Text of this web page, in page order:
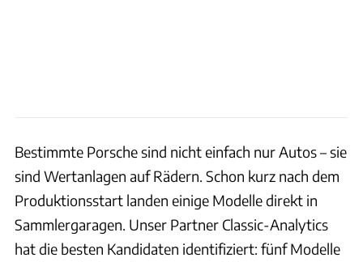
Bestimmte Porsche sind nicht einfach nur Autos – sie
sind Wertanlagen auf Rädern. Schon kurz nach dem
Produktionsstart landen einige Modelle direkt in
Sammlergaragen. Unser Partner Classic-Analytics
hat die besten Kandidaten identifiziert: fünf Modelle